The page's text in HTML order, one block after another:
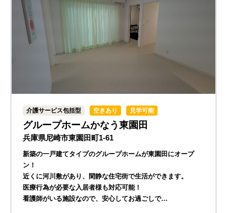
介護サービス包括型 空きあり 見学可能
グループホームかなう東園田
兵庫県尼崎市東園田町1-61
新築の一戸建てタイプのグループホームが東園田にオープ
ン！
近くに河川敷があり、閑静な住宅街で生活ができます。
医療行為が必要な入居者様も対応可能！
看護師がいる施設なので、安心してお過ごしで…